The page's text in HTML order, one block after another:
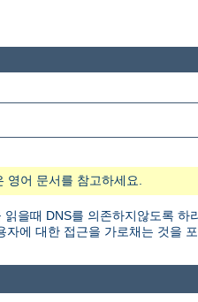
영어 문서를 참고하세요.
을때 DNS를 의존하지않도록
에 대한 접근을 가로채는 것을